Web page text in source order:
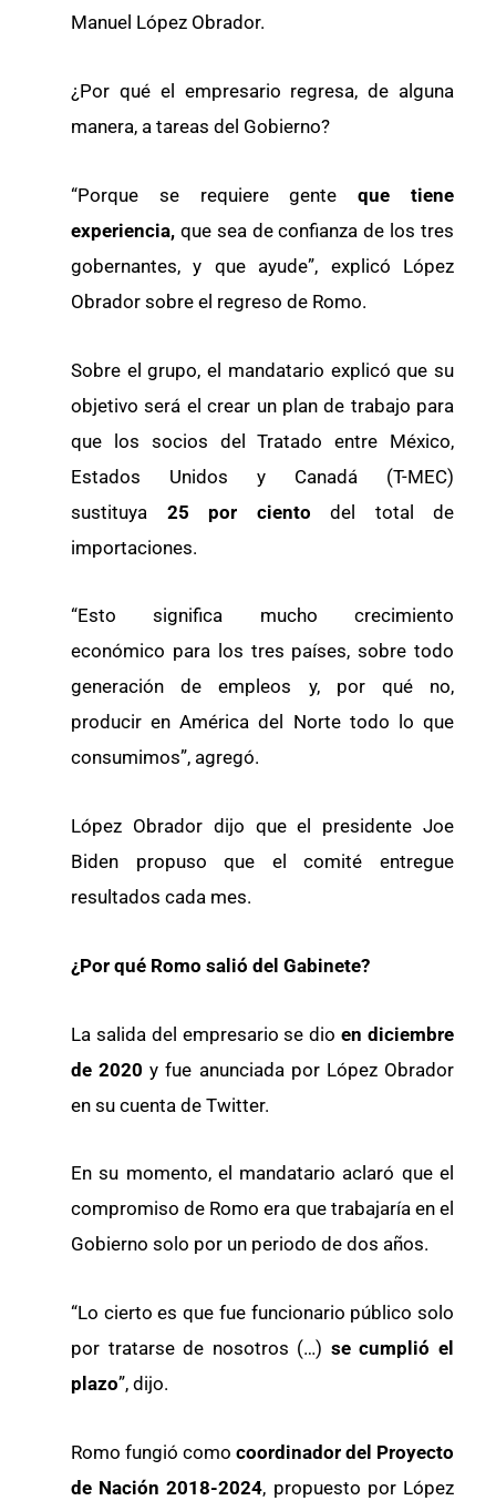
Manuel López Obrador.
¿Por qué el empresario regresa, de alguna
manera, a tareas del Gobierno?
“Porque se requiere gente que tiene
experiencia, que sea de confianza de los tres
gobernantes, y que ayude”, explicó López
Obrador sobre el regreso de Romo.
Sobre el grupo, el mandatario explicó que su
objetivo será el crear un plan de trabajo para
que los socios del Tratado entre México,
Estados Unidos y Canadá (T-MEC)
sustituya 25 por ciento del total de
importaciones.
“Esto significa mucho crecimiento
económico para los tres países, sobre todo
generación de empleos y, por qué no,
producir en América del Norte todo lo que
consumimos”, agregó.
López Obrador dijo que el presidente Joe
Biden propuso que el comité entregue
resultados cada mes.
¿Por qué Romo salió del Gabinete?
La salida del empresario se dioen diciembre
de 2020 y fue anunciada por López Obrador
en su cuenta de Twitter.
En su momento, el mandatario aclaró que el
compromiso de Romo era que trabajaría en el
Gobierno solo por un periodo de dos años.
“Lo cierto es que fue funcionario público solo
por tratarse de nosotros (…) se cumplió el
plazo”, dijo.
Romo fungió como coordinador del Proyecto
de Nación 2018-2024, propuesto por López